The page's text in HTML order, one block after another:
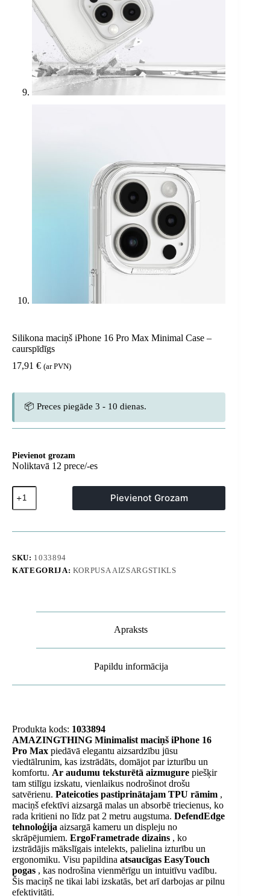
Silikona maciņš iPhone 16 Pro Max Minimal Case –
caurspīdīgs
17,91 € (ar PVN)
📦 Preces piegāde 3 - 10 dienas.
Pievienot grozam
Noliktavā 12 prece/-es
Silikona
maciņš
iPhone
Pro
Case
-
Pievienot Grozam
SKU: 1033894
KATEGORIJA: KORPUSA AIZSARGSTIKLS
Apraksts
Papildu informācija
Produkta kods: 1033894
AMAZINGTHING Minimalist maciņš iPhone 16
Pro Max piedāvā elegantu aizsardzību jūsu
viedtālrunim, kas izstrādāts, domājot par izturību un
komfortu. Ar audumu teksturētā aizmugure piešķir
tam stilīgu izskatu, vienlaikus nodrošinot drošu
satvērienu. Pateicoties pastiprinātajam TPU rāmim ,
maciņš efektīvi aizsargā malas un absorbē triecienus, ko
rada kritieni no līdz pat 2 metru augstuma. DefendEdge
tehnoloģija aizsargā kameru un displeju no
skrāpējumiem. ErgoFrametrade dizains , ko
izstrādājis mākslīgais intelekts, palielina izturību un
ergonomiku. Visu papildina atsaucīgas EasyTouch
pogas , kas nodrošina vienmērīgu un intuitīvu vadību.
Šis maciņš ne tikai labi izskatās, bet arī darbojas ar pilnu
efektivitāti.